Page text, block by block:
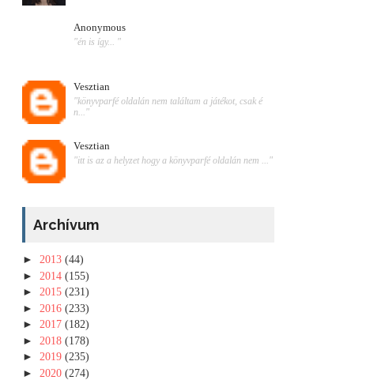
Anonymous
"én is így... "
Vesztian
"könyvparfé oldalán nem találtam a játékot, csak é
n..."
Vesztian
"itt is az a helyzet hogy a könyvparfé oldalán nem ..."
Archívum
► 2013 (44)
► 2014 (155)
► 2015 (231)
► 2016 (233)
► 2017 (182)
► 2018 (178)
► 2019 (235)
► 2020 (274)